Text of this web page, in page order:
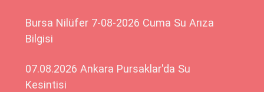
Bursa Nilüfer 7-08-2026 Cuma Su Arıza
Bilgisi
07.08.2026 Ankara Pursaklar'da Su
Kesintisi